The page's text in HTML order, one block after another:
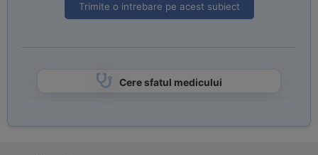
Trimite o intrebare pe acest subiect
Cere sfatul medicului